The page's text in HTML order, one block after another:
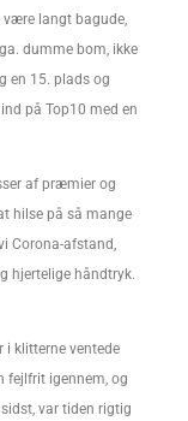
være langt bagude,
dumme bom, ikke
en 15. plads og
på Top10 med en
af præmier og
hilse på så mange
Corona-afstand,
hjertelige håndtryk.
i klitterne ventede
fejlfrit igennem, og
var tiden rigtig